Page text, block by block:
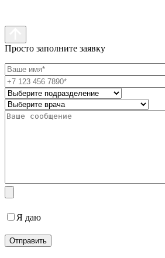
Просто заполните заявку
Я даю